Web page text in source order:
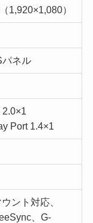
1,920×1,080）
パネル
2.0×1
Port 1.4×1
ント対応、
、G-